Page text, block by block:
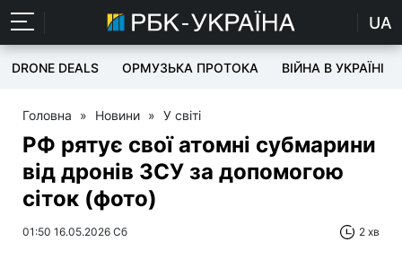
UA
DRONE DEALS ОРМУЗЬКА ПРОТОКА ВІЙНА В УКРАЇНІ
Головна » Новини » У світі
РФ рятує свої атомні субмарини
від дронів ЗСУ за допомогою
сіток (фото)
01:50 16.05.2026 Сб 2 хв